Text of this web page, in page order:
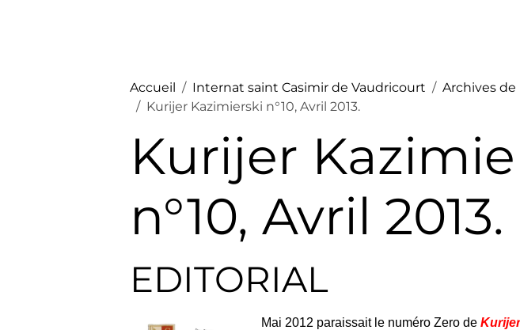
Accueil Internat saint Casimir de Vaudricourt
Archives de
Kurijer Kazimierski n°10, Avril 2013.
Kurijer
n°10, Avril 2013.
EDITORIAL
Mai 2012 paraissait le numéro Zero de